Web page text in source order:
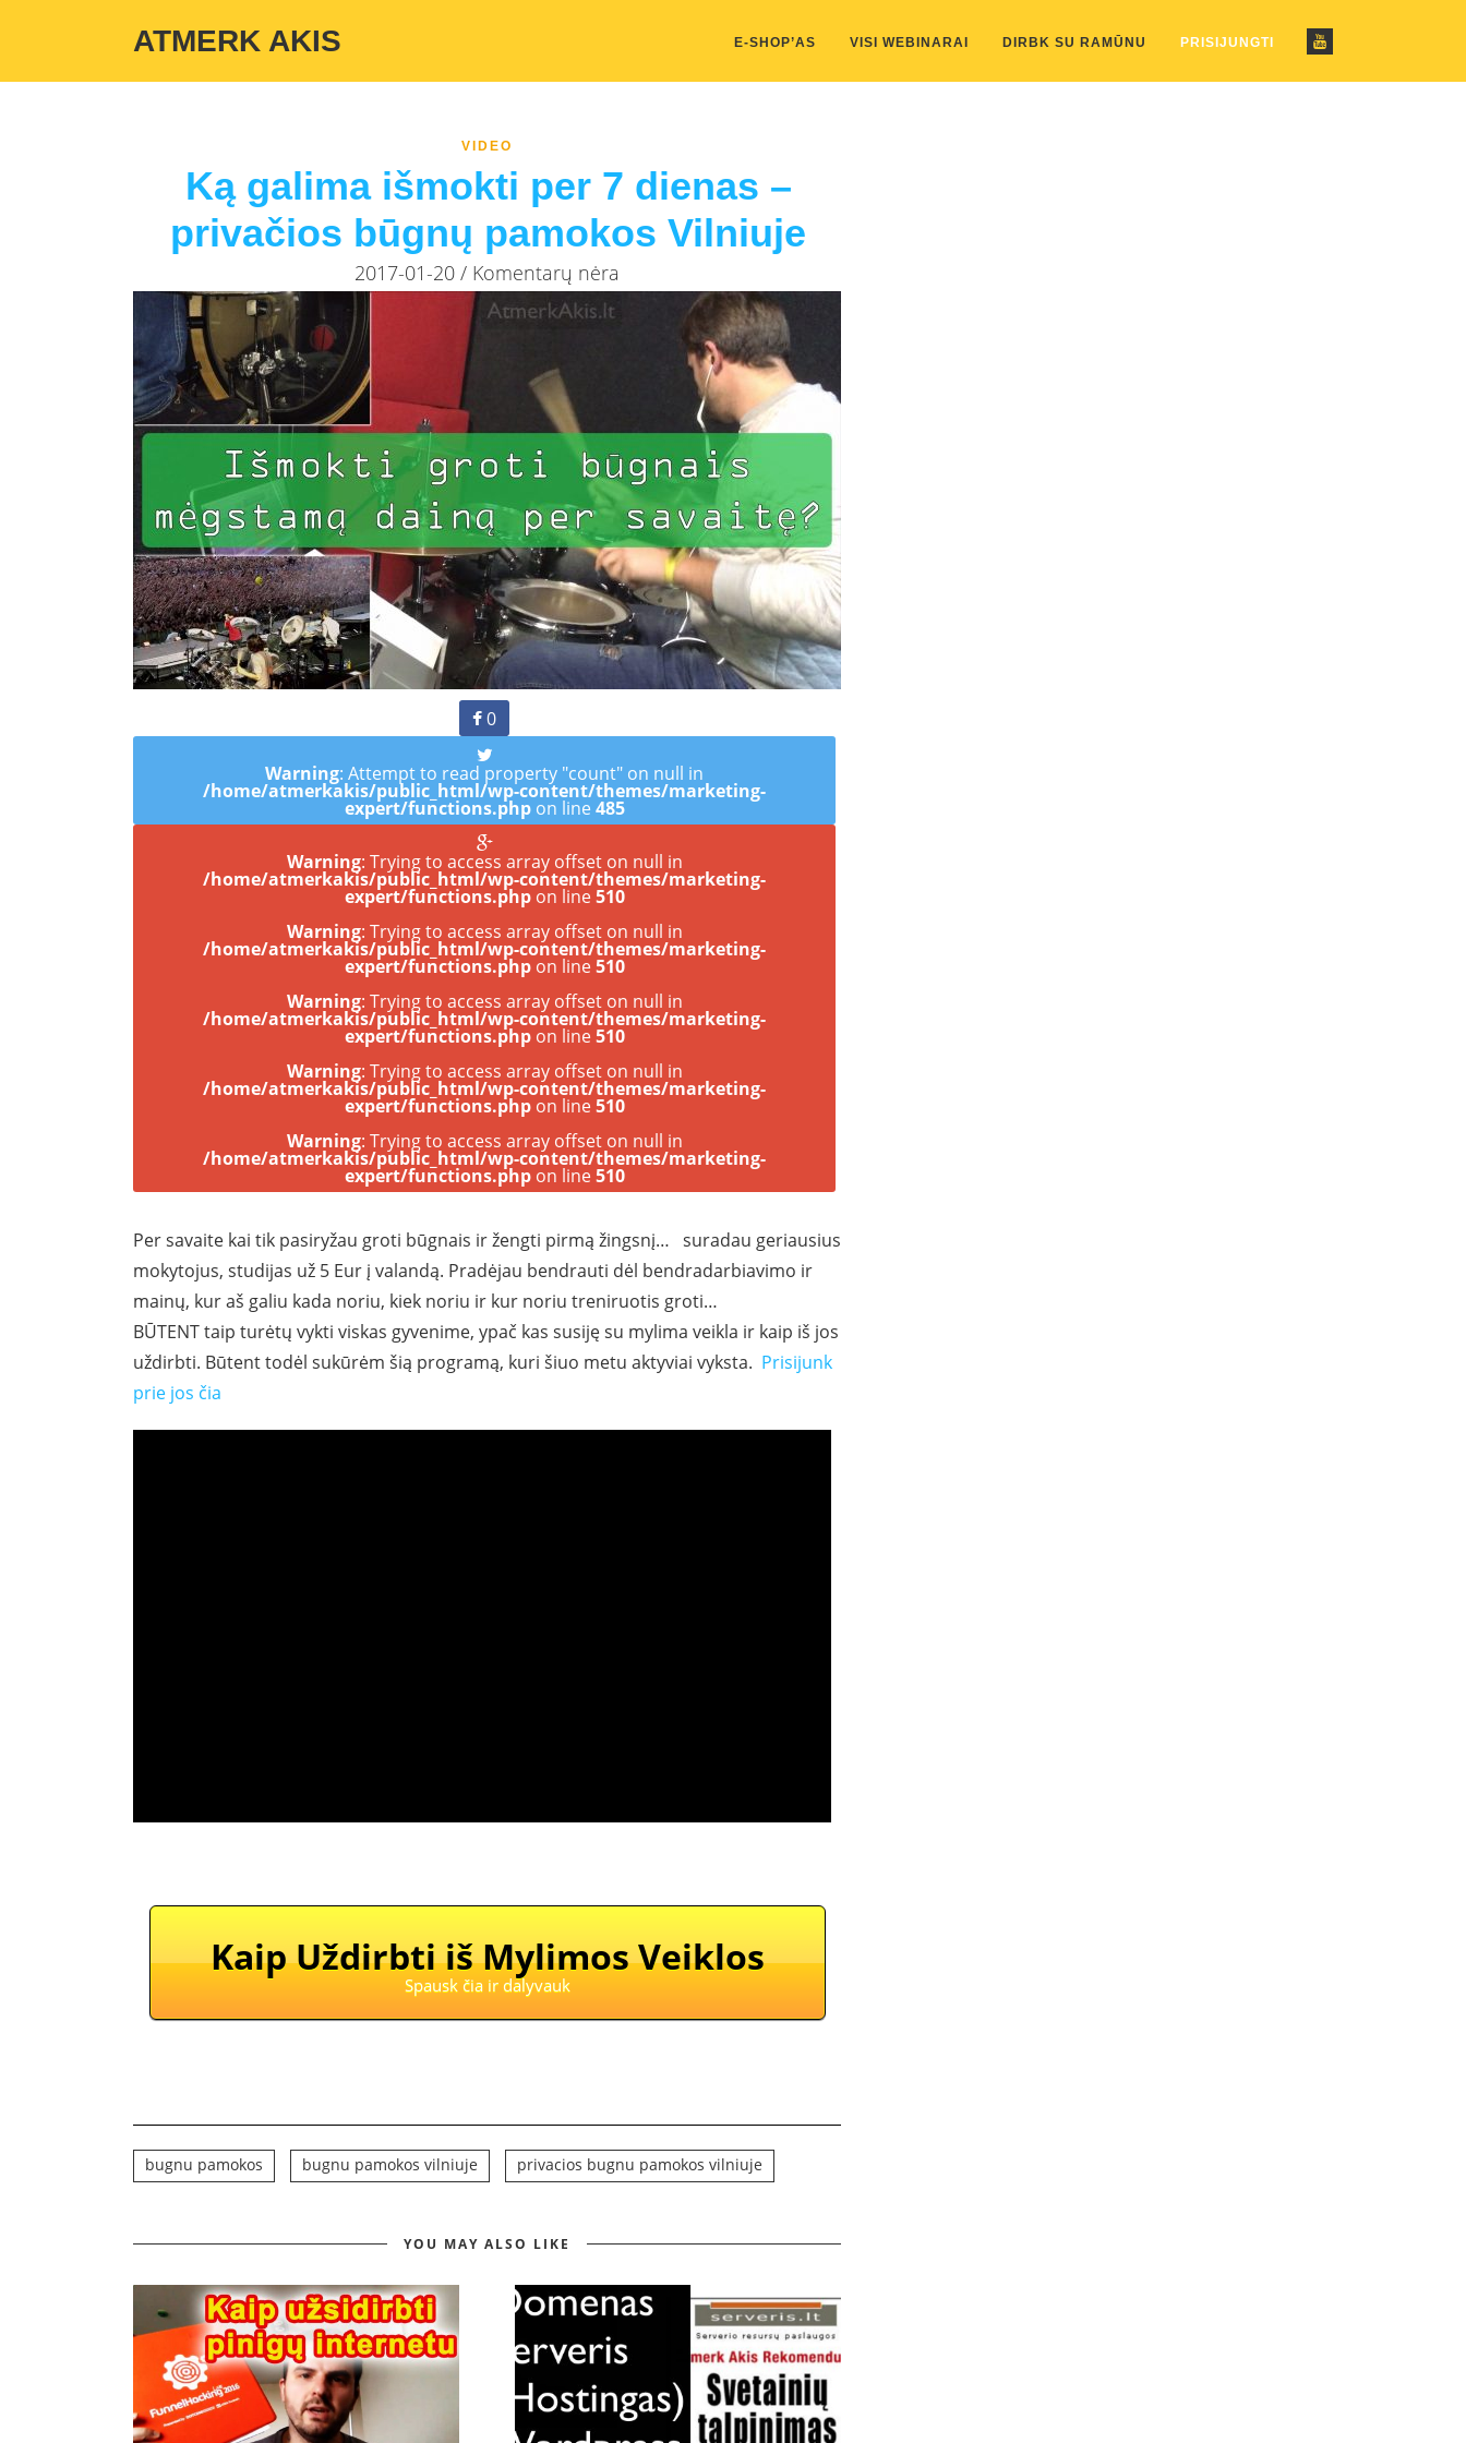
ATMERK AKIS E-SHOP’AS VISI WEBINARAI DIRBK SU RAMŪNU PRISIJUNGTI
VIDEO
Ką galima išmokti per 7 dienas –
privačios būgnų pamokos Vilniuje
2017-01-20 / Komentarų nėra
0
Warning: Attempt to read property "count" on null in
/home/atmerkakis/public_html/wp-content/themes/marketing-
expert/functions.phpon line 485
Warning: Trying to access array offset on null in
/home/atmerkakis/public_html/wp-content/themes/marketing-
expert/functions.phpon line510
Warning: Trying to access array offset on null in
/home/atmerkakis/public_html/wp-content/themes/marketing-
expert/functions.phpon line510
Warning: Trying to access array offset on null in
/home/atmerkakis/public_html/wp-content/themes/marketing-
expert/functions.phpon line510
Warning: Trying to access array offset on null in
/home/atmerkakis/public_html/wp-content/themes/marketing-
expert/functions.phpon line510
Warning: Trying to access array offset on null in
/home/atmerkakis/public_html/wp-content/themes/marketing-
expert/functions.phpon line510
Per savaite kai tik pasiryžau groti būgnais ir žengti pirmą žingsnį… suradau geriausius
mokytojus, studijas už 5 Eur į valandą. Pradėjau bendrauti dėl bendradarbiavimo ir
mainų, kur aš galiu kada noriu, kiek noriu ir kur noriu treniruotis groti…
BŪTENT taip turėtų vykti viskas gyvenime, ypač kas susiję su mylima veikla ir kaip iš jos
uždirbti. Būtent todėl sukūrėm šią programą, kuri šiuo metu aktyviai vyksta. Prisijunk
prie jos čia
Kaip Uždirbti iš Mylimos Veiklos
Spausk čia ir dalyvauk
bugnu pamokos bugnu pamokos vilniuje privacios bugnu pamokos vilniuje
YOU MAY ALSO LIKE